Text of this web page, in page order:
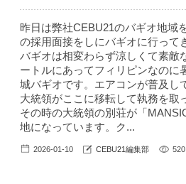
昨日は弊社CEBU21のバギオ地域
の採用面接をしにバギオに行って
バギオは相変わらず涼しくて素敵
ートルにあってフィリピンなのに
城バギオです。エアコンが普及し
大統領がここに移転して執務を取
その時の大統領の別荘が「
地になっています。ク...
2026-01-10 CEBU21編集部 520